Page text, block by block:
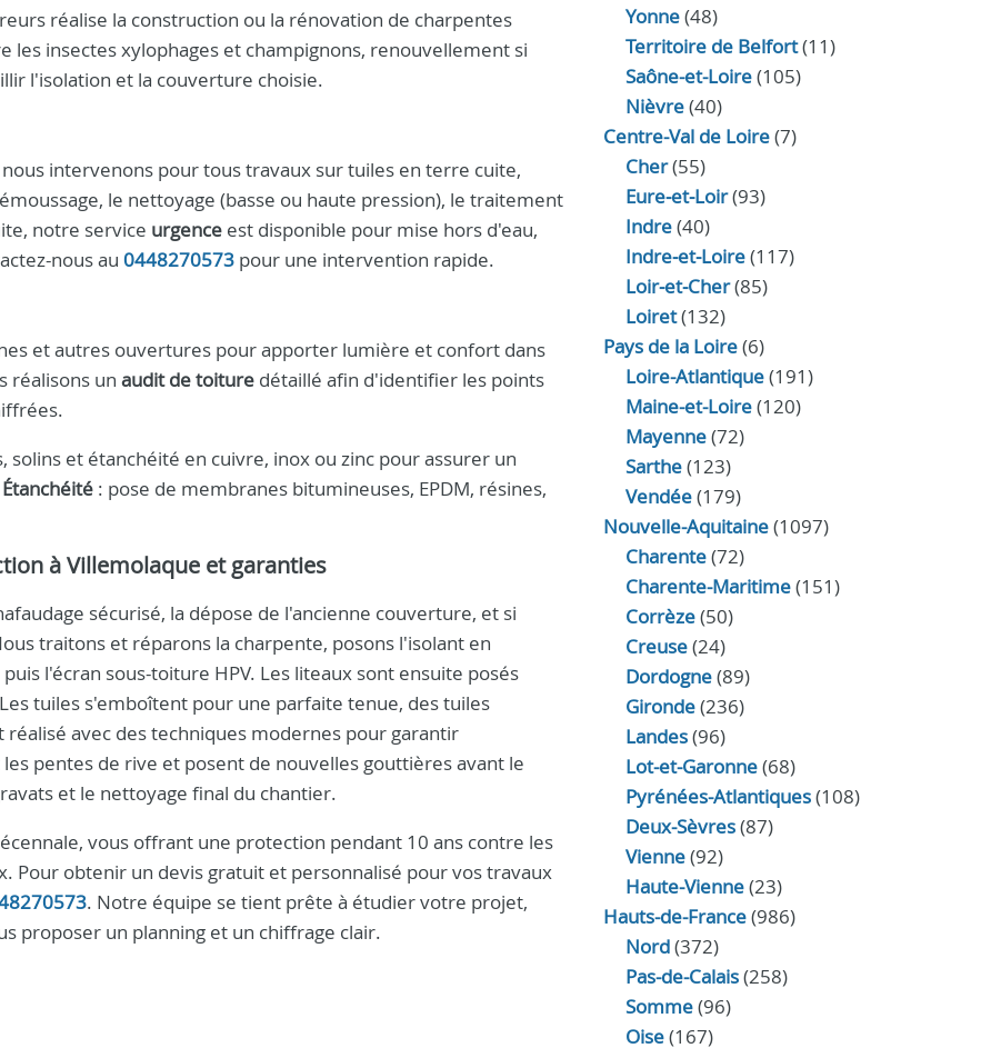
réalise la construction ou la rénovation de charpentes
insectes xylophages et champignons, renouvellement si
l'isolation et la couverture choisie.
intervenons pour tous travaux sur tuiles en terre cuite,
le nettoyage (basse ou haute pression), le traitement
notre service urgence est disponible pour mise hors d'eau,
nous au 0448270573 pour une intervention rapide.
et autres ouvertures pour apporter lumière et confort dans
réalisons un audit de toiture détaillé afin d'identifier les points
solins et étanchéité en cuivre, inox ou zinc pour assurer un
Étanchéité : pose de membranes bitumineuses, EPDM, résines,
à Villemolaque et garanties
sécurisé, la dépose de l'ancienne couverture, et si
traitons et réparons la charpente, posons l'isolant en
l'écran sous-toiture HPV. Les liteaux sont ensuite posés
tuiles s'emboîtent pour une parfaite tenue, des tuiles
avec des techniques modernes pour garantir
pentes de rive et posent de nouvelles gouttières avant le
et le nettoyage final du chantier.
vous offrant une protection pendant 10 ans contre les
Pour obtenir un devis gratuit et personnalisé pour vos travaux
. Notre équipe se tient prête à étudier votre projet,
proposer un planning et un chiffrage clair.
Yonne(48)
Territoire de Belfort(11)
Saône-et-Loire(105)
Nièvre(40)
Centre-Val de Loire(7)
Cher(55)
Eure‑et‑Loir(93)
Indre(40)
Indre‑et‑Loire(117)
Loir‑et‑Cher(85)
Loiret(132)
Pays de la Loire(6)
Loire-Atlantique(191)
Maine-et-Loire(120)
Mayenne(72)
Sarthe(123)
Vendée(179)
Nouvelle-Aquitaine(1097)
Charente(72)
Charente-Maritime(151)
Corrèze(50)
Creuse(24)
Dordogne(89)
Gironde(236)
Landes(96)
Lot-et-Garonne(68)
Pyrénées-Atlantiques(108)
Deux-Sèvres(87)
Vienne(92)
Haute-Vienne(23)
Hauts-de-France(986)
Nord(372)
Pas-de-Calais(258)
Somme(96)
Oise(167)